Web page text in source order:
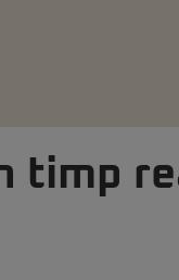
timp